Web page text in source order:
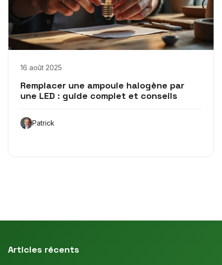
16 août 2025
Remplacer une ampoule halogène par
une LED : guide complet et conseils
Patrick
Articles récents